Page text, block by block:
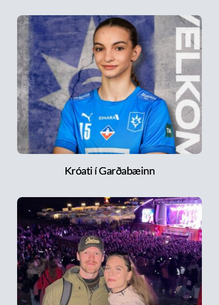
Króati í Garðabæinn